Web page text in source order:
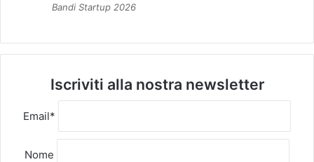
Bandi Startup 2026
Iscriviti alla nostra newsletter
Email*
Nome